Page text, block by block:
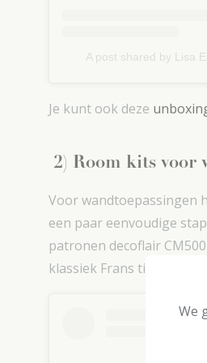
A post shared by Lisa
Je kunt ook deze
2) Room kits voor
Voor wandtoepassingen
een paar eenvoudige
patronen decoflair
klassiek Frans tintje aan
We